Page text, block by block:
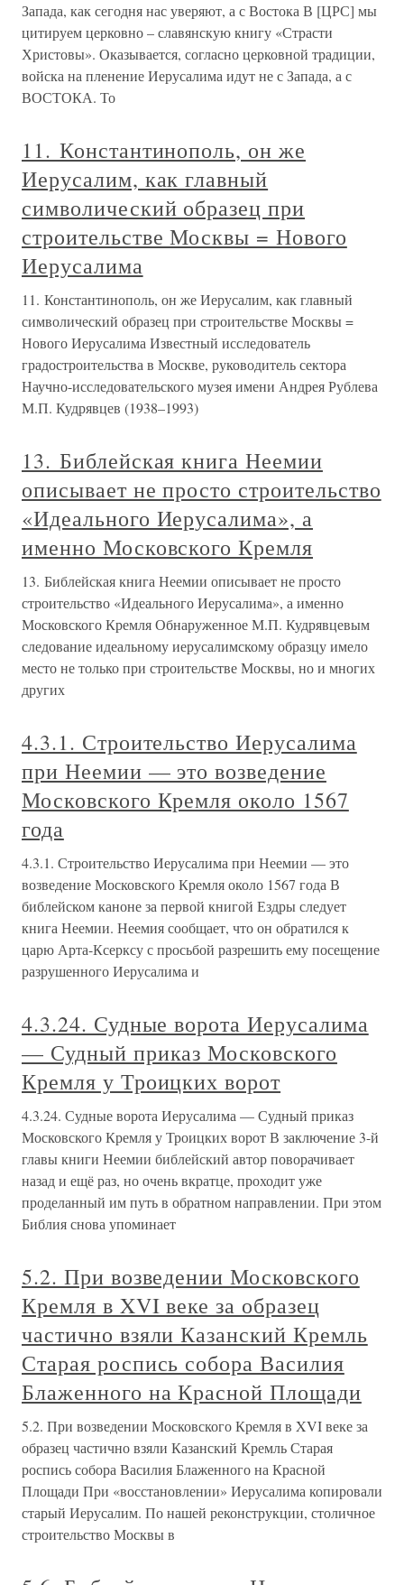
Запада, как сегодня нас уверяют, а с Востока В [ЦРС] мы
цитируем церковно – славянскую книгу «Страсти
Христовы». Оказывается, согласно церковной традиции,
войска на пленение Иерусалима идут не с Запада, а с
ВОСТОКА. То
11. Константинополь, он же
Иерусалим, как главный
символический образец при
строительстве Москвы = Нового
Иерусалима
11. Константинополь, он же Иерусалим, как главный
символический образец при строительстве Москвы =
Нового Иерусалима Известный исследователь
градостроительства в Москве, руководитель сектора
Научно-исследовательского музея имени Андрея Рублева
М.П. Кудрявцев (1938–1993)
13. Библейская книга Неемии
описывает не просто строительство
«Идеального Иерусалима», а
именно Московского Кремля
13. Библейская книга Неемии описывает не просто
строительство «Идеального Иерусалима», а именно
Московского Кремля Обнаруженное М.П. Кудрявцевым
следование идеальному иерусалимскому образцу имело
место не только при строительстве Москвы, но и многих
других
4.3.1. Строительство Иерусалима
при Неемии — это возведение
Московского Кремля около 1567
года
4.3.1. Строительство Иерусалима при Неемии — это
возведение Московского Кремля около 1567 года В
библейском каноне за первой книгой Ездры следует
книга Неемии. Неемия сообщает, что он обратился к
царю Арта-Ксерксу с просьбой разрешить ему посещение
разрушенного Иерусалима и
4.3.24. Судные ворота Иерусалима
— Судный приказ Московского
Кремля у Троицких ворот
4.3.24. Судные ворота Иерусалима — Судный приказ
Московского Кремля у Троицких ворот В заключение 3-й
главы книги Неемии библейский автор поворачивает
назад и ещё раз, но очень вкратце, проходит уже
проделанный им путь в обратном направлении. При этом
Библия снова упоминает
5.2. При возведении Московского
Кремля в XVI веке за образец
частично взяли Казанский Кремль
Старая роспись собора Василия
Блаженного на Красной Площади
5.2. При возведении Московского Кремля в XVI веке за
образец частично взяли Казанский Кремль Старая
роспись собора Василия Блаженного на Красной
Площади При «восстановлении» Иерусалима копировали
старый Иерусалим. По нашей реконструкции, столичное
строительство Москвы в